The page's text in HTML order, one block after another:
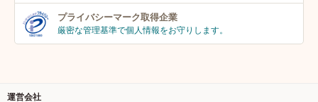
プライバシーマーク取得企業
厳密な管理基準で個人情報をお守りします。
運営会社